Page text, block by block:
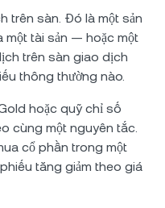
trên sàn. Đó là một sản
một tài sản — hoặc một
trên sàn giao dịch
thông thường nào.
hoặc quỹ chỉ số
cùng một nguyên tắc.
cổ phần trong một
tăng giảm theo giá